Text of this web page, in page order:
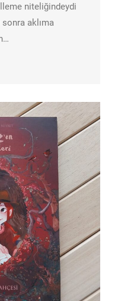
niteliğindeydi
aklıma